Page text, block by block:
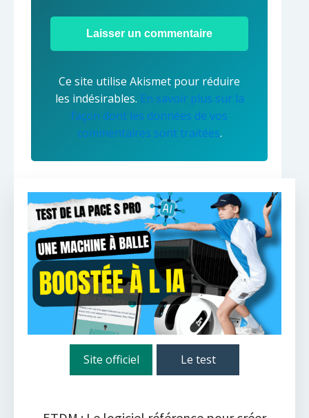
Ce site utilise Akismet pour réduire
les indésirables. En savoir plus sur la
façon dont les données de vos
commentaires sont traitées.
Site officiel Le test